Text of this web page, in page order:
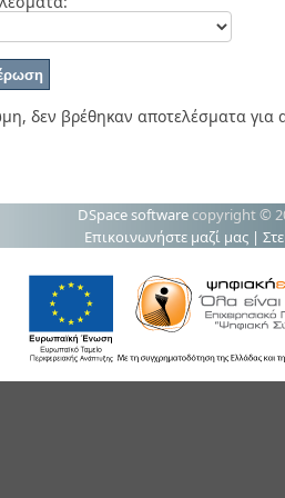
δεν βρέθηκαν αποτελέσματα για
DSpace software copyright ©
Επικοινωνήστε μαζί μας |